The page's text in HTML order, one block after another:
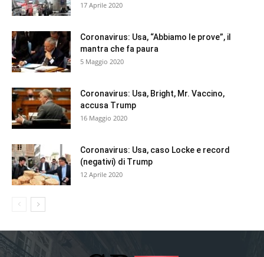
17 Aprile 2020
Coronavirus: Usa, “Abbiamo le prove”, il
mantra che fa paura
5 Maggio 2020
Coronavirus: Usa, Bright, Mr. Vaccino,
accusa Trump
16 Maggio 2020
Coronavirus: Usa, caso Locke e record
(negativi) di Trump
12 Aprile 2020